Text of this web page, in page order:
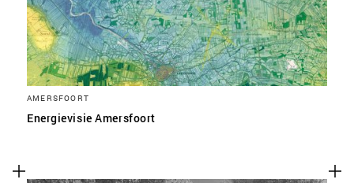
AMERSFOORT
Energievisie Amersfoort